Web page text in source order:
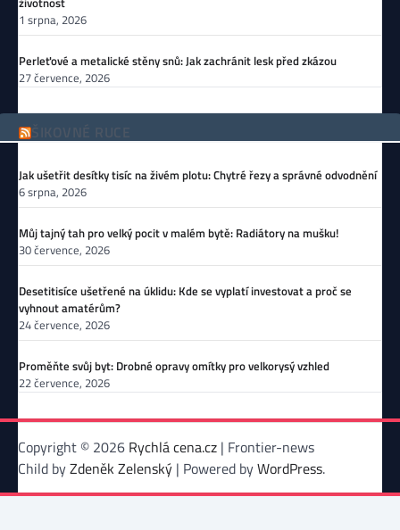
1 srpna, 2026
Perleťové a metalické stěny snů: Jak zachránit lesk před zkázou
27 července, 2026
ŠIKOVNÉ RUCE
Jak ušetřit desítky tisíc na živém plotu: Chytré řezy a správné odvodnění
6 srpna, 2026
Můj tajný tah pro velký pocit v malém bytě: Radiátory na mušku!
30 července, 2026
Desetitisíce ušetřené na úklidu: Kde se vyplatí investovat a proč se
vyhnout amatérům?
24 července, 2026
Proměňte svůj byt: Drobné opravy omítky pro velkorysý vzhled
22 července, 2026
Copyright © 2026 Rychlá cena.cz | Frontier-news
Child byZdeněk Zelenský | Powered byWordPress.